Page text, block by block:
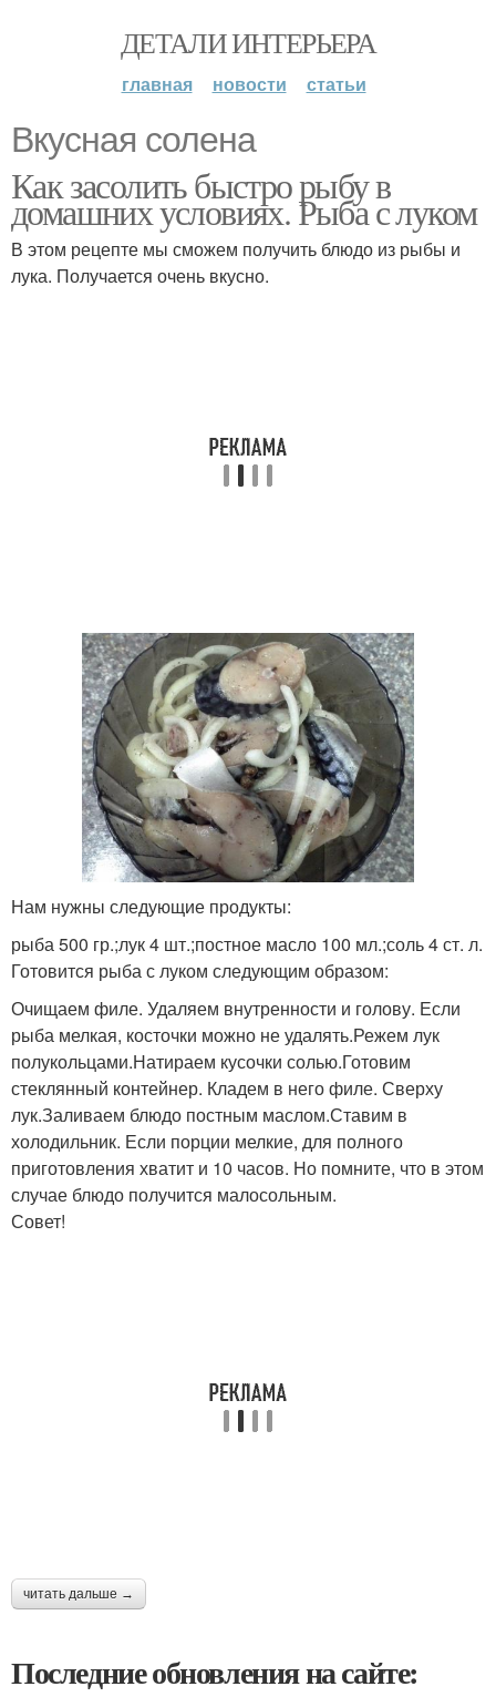
ДЕТАЛИ ИНТЕРЬЕРА
главная новости статьи
Вкусная солена
Как засолить быстро рыбу в
домашних условиях. Рыба с луком
В этом рецепте мы сможем получить блюдо из рыбы и
лука. Получается очень вкусно.
Нам нужны следующие продукты:
рыба 500 гр.;лук 4 шт.;постное масло 100 мл.;соль 4 ст. л.
Готовится рыба с луком следующим образом:
Очищаем филе. Удаляем внутренности и голову. Если
рыба мелкая, косточки можно не удалять.Режем лук
полукольцами.Натираем кусочки солью.Готовим
стеклянный контейнер. Кладем в него филе. Сверху
лук.Заливаем блюдо постным маслом.Ставим в
холодильник. Если порции мелкие, для полного
приготовления хватит и 10 часов. Но помните, что в этом
случае блюдо получится малосольным.
Совет!
читать дальше →
Последние обновления на сайте: